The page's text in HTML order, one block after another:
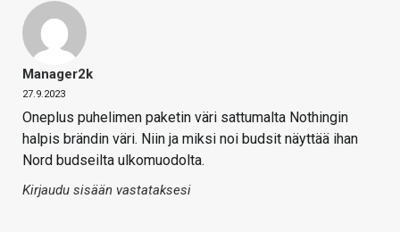
Manager2k
27.9.2023
Oneplus puhelimen paketin väri sattumalta Nothingin
halpis brändin väri. Niin ja miksi noi budsit näyttää ihan
Nord budseilta ulkomuodolta.
Kirjaudu sisään vastataksesi